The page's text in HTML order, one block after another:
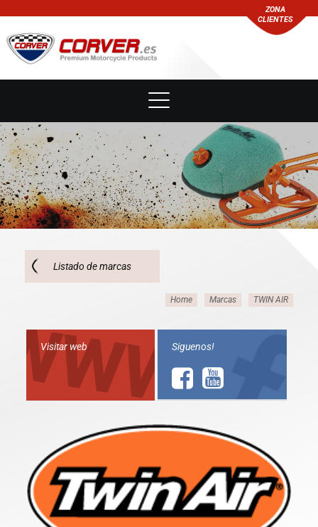
ZONA
CLIENTES
Listado de marcas
Home Marcas TWIN AIR
Visitar web Siguenos!